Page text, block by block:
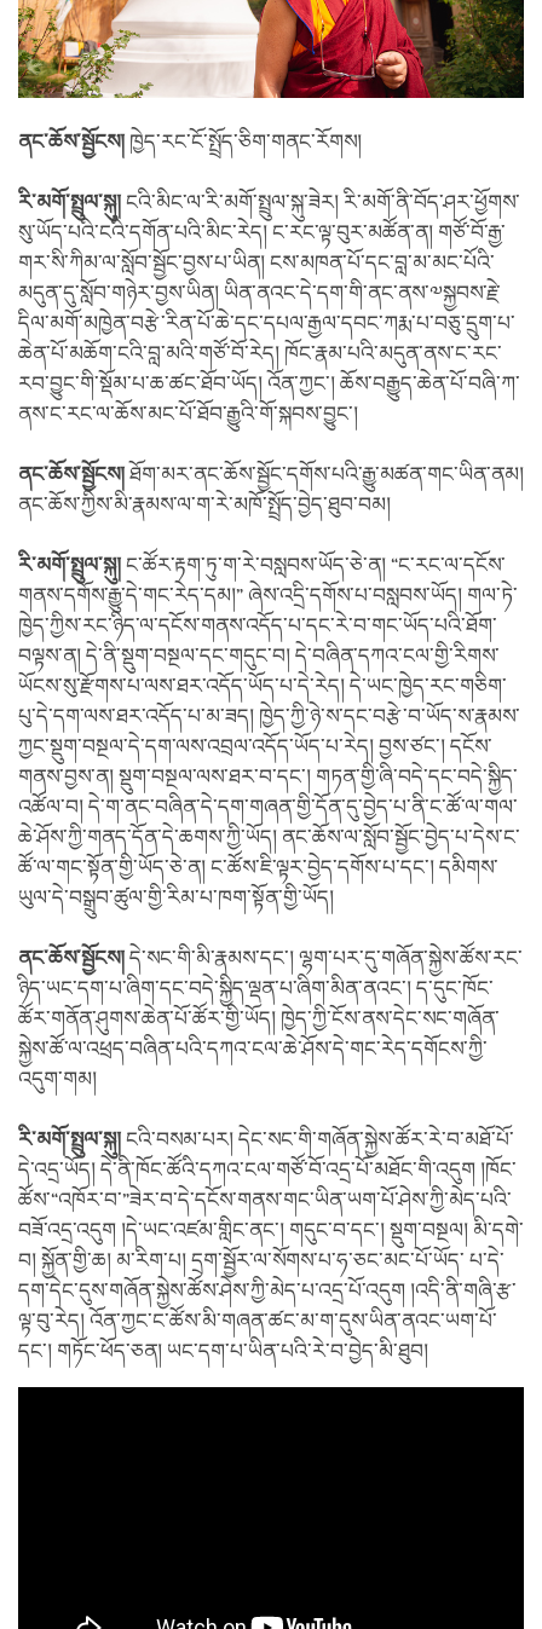
ནང་ཆོས་སྦྱོངས། ཁྱེད་རང་ངོ་སྤྲོད་ཅིག་གནང་རོགས།
རི་མགོ་སྤྲུལ་སྐུ། ངའི་མིང་ལ་རི་མགོ་སྤྲུལ་སྐུ་ཟེར། རི་མགོ་ནི་བོད་ཤར་ཕྱོགས་
སུ་ཡོད་པའི་ངའི་དགོན་པའི་མིང་རེད། ང་རང་ལྟ་བུར་མཚོན་ན། གཙོ་བོ་རྒྱ་
གར་སི་ཀིམ་ལ་སློབ་སྦྱོང་བྱས་པ་ཡིན། ངས་མཁན་པོ་དང་བླ་མ་མང་པོའི་
མདུན་དུ་སློབ་གཉེར་བྱས་ཡིན། ཡིན་ནའང་དེ་དག་གི་ནང་ནས་༧སྐྱབས་རྗེ་
དིལ་མགོ་མཁྱེན་བརྩེ་རིན་པོ་ཆེ་དང་དཔལ་རྒྱལ་དབང་ཀརྨ་པ་བཅུ་དྲུག་པ་
ཆེན་པོ་མཆོག་ངའི་བླ་མའི་གཙོ་བོ་རེད། ཁོང་རྣམ་པའི་མདུན་ནས་ང་རང་
རབ་བྱུང་གི་སྡོམ་པ་ཆ་ཚང་ཐོབ་ཡོད། འོན་ཀྱང་། ཆོས་བརྒྱུད་ཆེན་པོ་བཞི་ཀ་
ནས་ང་རང་ལ་ཆོས་མང་པོ་ཐོབ་རྒྱུའི་གོ་སྐབས་བྱུང་།
ནང་ཆོས་སྦྱོངས། ཐོག་མར་ནང་ཆོས་སྦྱོང་དགོས་པའི་རྒྱུ་མཚན་གང་ཡིན་ནམ།
ནང་ཆོས་ཀྱིས་མི་རྣམས་ལ་ག་རེ་མཁོ་སྤྲོད་བྱེད་ཐུབ་བམ།
རི་མགོ་སྤྲུལ་སྐུ། ང་ཚོར་རྟག་ཏུ་ག་རེ་བསླབས་ཡོད་ཅེ་ན། “ང་རང་ལ་དངོས་
གནས་དགོས་རྒྱུ་དེ་གང་རེད་དམ།” ཞེས་འདྲི་དགོས་པ་བསླབས་ཡོད། གལ་ཏེ་
ཁྱེད་ཀྱིས་རང་ཉིད་ལ་དངོས་གནས་འདོད་པ་དང་རེ་བ་གང་ཡོད་པའི་ཐོག་
བལྟས་ན། དེ་ནི་སྡུག་བསྔལ་དང་གདུང་བ། དེ་བཞིན་དཀའ་ངལ་གྱི་རིགས་
ཡོངས་སུ་རྫོགས་པ་ལས་ཐར་འདོད་ཡོད་པ་དེ་རེད། དེ་ཡང་ཁྱེད་རང་གཅིག་
པུ་དེ་དག་ལས་ཐར་འདོད་པ་མ་ཟད། ཁྱེད་ཀྱི་ཉེ་ས་དང་བརྩེ་བ་ཡོད་ས་རྣམས་
ཀྱང་སྡུག་བསྔལ་དེ་དག་ལས་འབྲལ་འདོད་ཡོད་པ་རེད། བྱས་ཙང་། དངོས་
གནས་བྱས་ན། སྡུག་བསྔལ་ལས་ཐར་བ་དང་། གཏན་གྱི་ཞི་བདེ་དང་བདེ་སྐྱིད་
འཚོལ་བ། དེ་ག་ནང་བཞིན་དེ་དག་གཞན་གྱི་དོན་དུ་བྱེད་པ་ནི་ང་ཚོ་ལ་གལ་
ཆེ་ཤོས་ཀྱི་གནད་དོན་དེ་ཆགས་ཀྱི་ཡོད། ནང་ཆོས་ལ་སློབ་སྦྱོང་བྱེད་པ་དེས་ང་
ཚོ་ལ་གང་སྟོན་གྱི་ཡོད་ཅེ་ན། ང་ཚོས་ཇི་ལྟར་བྱེད་དགོས་པ་དང་། དམིགས་
ཡུལ་དེ་བསྒྲུབ་ཚུལ་གྱི་རིམ་པ་ཁག་སྟོན་གྱི་ཡོད།
ནང་ཆོས་སྦྱོངས། དེ་སང་གི་མི་རྣམས་དང་། ལྷག་པར་དུ་གཞོན་སྐྱེས་ཚོས་རང་
ཉིད་ཡང་དག་པ་ཞིག་དང་བདེ་སྐྱིད་ལྡན་པ་ཞིག་མིན་ནའང་། ད་དུང་ཁོང་
ཚོར་གནོན་ཤུགས་ཆེན་པོ་ཚོར་གྱི་ཡོད། ཁྱེད་ཀྱི་ངོས་ནས་དེང་སང་གཞོན་
སྐྱེས་ཚོ་ལ་འཕྲད་བཞིན་པའི་དཀའ་ངལ་ཆེ་ཤོས་དེ་གང་རེད་དགོངས་ཀྱི་
འདུག་གམ།
རི་མགོ་སྤྲུལ་སྐུ། ངའི་བསམ་པར། དེང་སང་གི་གཞོན་སྐྱེས་ཚོར་རེ་བ་མཐོ་པོ་
དེ་འདྲ་ཡོད། དེ་ནི་ཁོང་ཚོའི་དཀའ་ངལ་གཙོ་བོ་འདྲ་པོ་མཐོང་གི་འདུག །ཁོང་
ཚོས་“འཁོར་བ་”ཟེར་བ་དེ་དངོས་གནས་གང་ཡིན་ཡག་པོ་ཤེས་ཀྱི་མེད་པའི་
བཟོ་འདྲ་འདུག །དེ་ཡང་འཛམ་གླིང་ནང་། གདུང་བ་དང་། སྡུག་བསྔལ། མི་དགེ་
བ། སྐྱོན་གྱི་ཆ། མ་རིག་པ། དྲག་སྦྱོར་ལ་སོགས་པ་ཧ་ཅང་མང་པོ་ཡོད་ པ་དེ་
དག་དེང་དུས་གཞོན་སྐྱེས་ཚོས་ཤེས་ཀྱི་མེད་པ་འདྲ་པོ་འདུག །འདི་ནི་གཞི་རྩ་
ལྟ་བུ་རེད། འོན་ཀྱང་ང་ཚོས་མི་གཞན་ཚང་མ་ག་དུས་ཡིན་ནའང་ཡག་པོ་
དང་། གཏོང་ཕོད་ཅན། ཡང་དག་པ་ཡིན་པའི་རེ་བ་བྱེད་མི་ཐུབ།